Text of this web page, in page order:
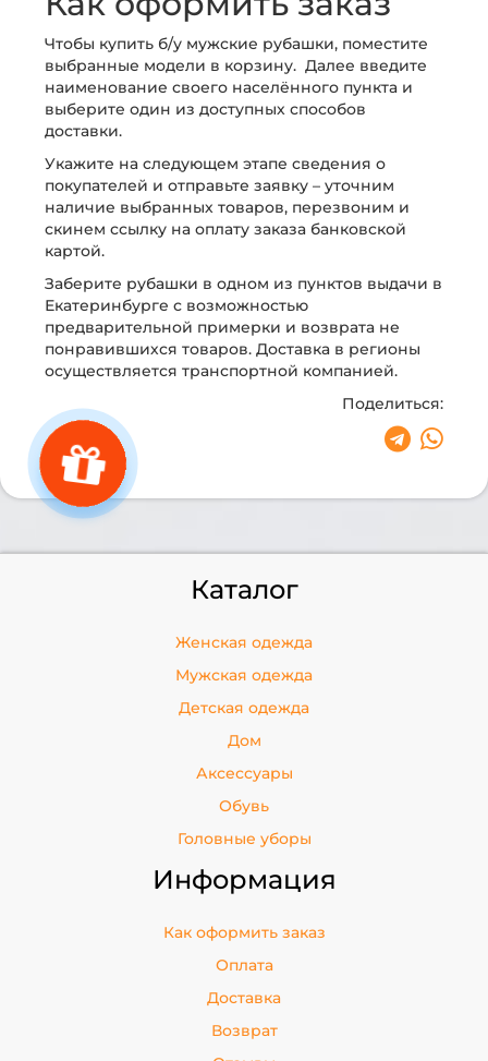
Чтобы купить б/у мужские рубашки, поместите
выбранные модели в корзину. Далее введите
наименование своего населённого пункта и
выберите один из доступных способов
доставки.
Укажите на следующем этапе сведения о
покупателей и отправьте заявку – уточним
наличие выбранных товаров, перезвоним и
скинем ссылку на оплату заказа банковской
картой.
Заберите рубашки в одном из пунктов выдачи в
Екатеринбурге с возможностью
предварительной примерки и возврата не
понравившихся товаров. Доставка в регионы
осуществляется транспортной компанией.
Поделиться:
Каталог
Женская одежда
Мужская одежда
Детская одежда
Дом
Аксессуары
Обувь
Головные уборы
Информация
Как оформить заказ
Оплата
Доставка
Возврат